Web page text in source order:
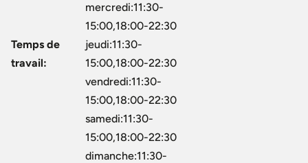
Temps de
travail:
mercredi:11:30-
15:00,18:00-22:30
jeudi:11:30-
15:00,18:00-22:30
vendredi:11:30-
15:00,18:00-22:30
samedi:11:30-
15:00,18:00-22:30
dimanche:11:30-